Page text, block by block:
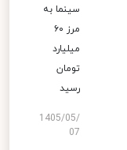
سینما به
مرز ۶۰
میلیارد
تومان
رسید
1405/05/
07